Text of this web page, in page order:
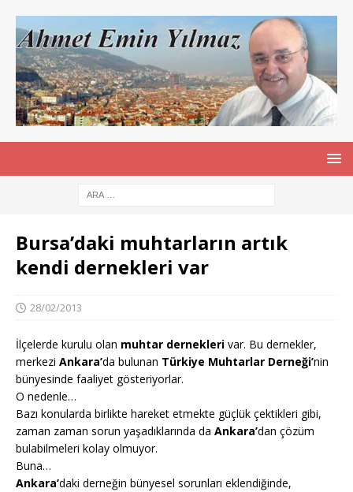
Bursa’daki muhtarların artık
kendi dernekleri var
28/02/2013
İlçelerde kurulu olan muhtar dernekleri var. Bu dernekler,
merkezi Ankara’da bulunan Türkiye Muhtarlar Derneği’nin
bünyesinde faaliyet gösteriyorlar.
O nedenle…
Bazı konularda birlikte hareket etmekte güçlük çektikleri gibi,
zaman zaman sorun yaşadıklarında da Ankara’dan çözüm
bulabilmeleri kolay olmuyor.
Buna…
Ankara’daki derneğin bünyesel sorunları eklendiğinde,